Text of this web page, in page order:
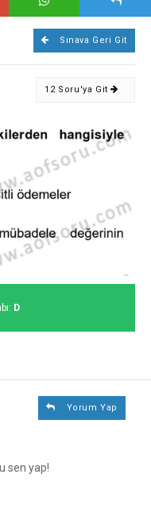
Sınava Geri Git
12 Soru'ya Git
D
Yorum Yap
sen yap!